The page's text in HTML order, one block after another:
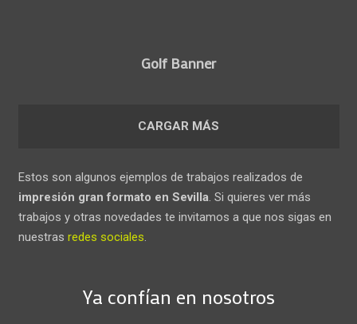
Golf Banner
CARGAR MÁS
Estos son algunos ejemplos de trabajos realizados de
impresión gran formato en Sevilla. Si quieres ver más
trabajos y otras novedades te invitamos a que nos sigas en
nuestras redes sociales.
Ya confían en nosotros